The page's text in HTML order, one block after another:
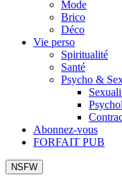
Mode
Brico
Déco
Vie perso
Spiritualité
Santé
Psycho &
Abonnez-vous
FORFAIT PUB
NSFW